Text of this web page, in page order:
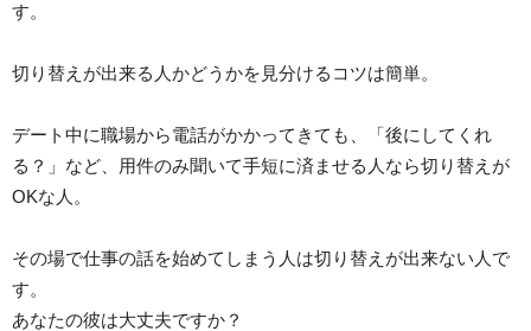
す。
切り替えが出来る人かどうかを見分けるコツは簡単。
デート中に職場から電話がかかってきても、「後にしてくれ
る？」など、用件のみ聞いて手短に済ませる人なら切り替えが
OKな人。
その場で仕事の話を始めてしまう人は切り替えが出来ない人で
す。
あなたの彼は大丈夫ですか？